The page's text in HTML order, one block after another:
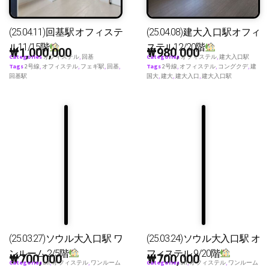
(25.04.11)回基駅オフィステ
ル11/15階
₩1,000,000
Categoriesオフィステル, 回基
Tags2号線, オフィステル, フェギ駅, 回基,
回基駅
(25.04.08)建大入口駅オフィ
ステル12/20階
₩980,000
Categoriesオフィステル,建大入口駅
Tags2号線, オフィステル, コングクデ,建
国大,建大,建大入口,建大入口駅
(25.03.27)ソウル大入口駅 ワ
ンルーム 2/5階
₩700,000
Categoriesall,オフィステル, ワンルーム
(25.03.24)ソウル大入口駅 オ
フィステル 9/20階
₩700,000
Categoriesall,オフィステル, ワンルーム